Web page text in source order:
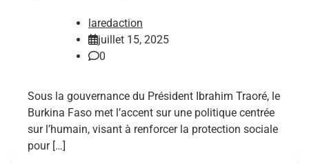
laredaction
juillet 15, 2025
0
Sous la gouvernance du Président Ibrahim Traoré, le
Burkina Faso met l’accent sur une politique centrée
sur l’humain, visant à renforcer la protection sociale
pour […]